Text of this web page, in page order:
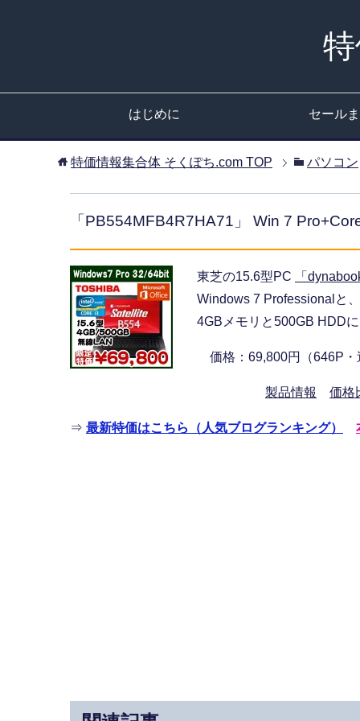
はじめに セール
特価情報集合体 そくぽち.com TOP パソコン
「PB554MFB4R7HA71」 Win 7
東芝の15.6型PC
「
Windows 7 Professionalと
4GBメモリと500GB HDD
価格：69,800円（646P
製品情報 価格
⇒ 最新特価はこちら（人気ブログランキング）